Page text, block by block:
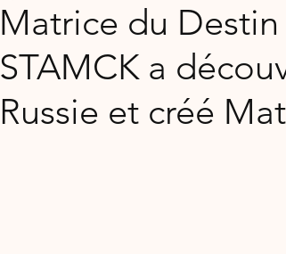
Matrice du
STAMCK a
Russie et créé